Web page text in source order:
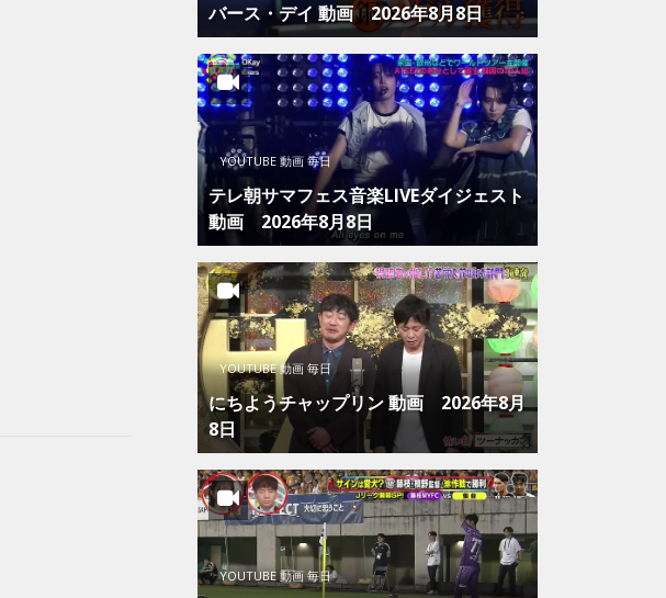
バース・デイ 動画 2026年8月8日
YOUTUBE 動画 毎日
テレ朝サマフェス音楽LIVEダイジェスト
動画 2026年8月8日
YOUTUBE 動画 毎日
にちようチャップリン 動画 2026年8月
8日
YOUTUBE 動画 毎日